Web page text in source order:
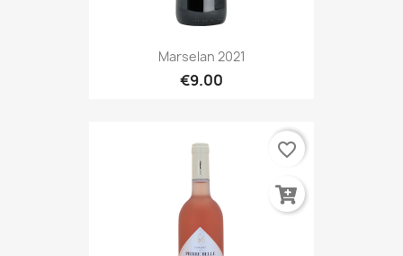
Marselan 2021
€9.00
favorite_border